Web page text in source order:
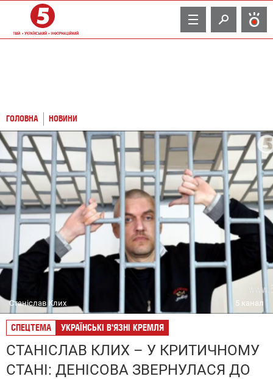
TV
ГОЛОВНА НОВИНИ
Станіслав Клих 5 канал
СПЕЦТЕМА УКРАЇНСЬКІ В'ЯЗНІ КРЕМЛЯ
СТАНІСЛАВ КЛИХ – У КРИТИЧНОМУ
СТАНІ: ДЕНІСОВА ЗВЕРНУЛАСЯ ДО